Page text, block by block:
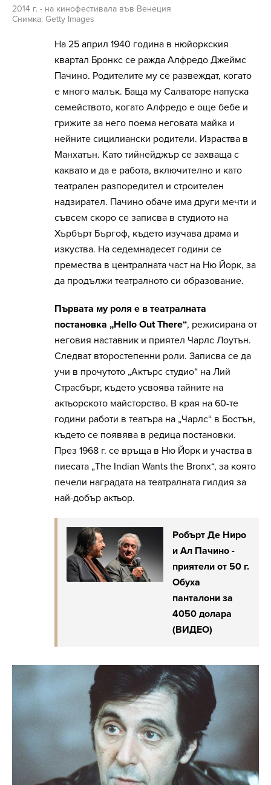
2014 г. - на кинофестивала във Венеция
Снимка: Getty Images
На 25 април 1940 година в нюйоркския
квартал Бронкс се ражда Алфредо Джеймс
Пачино. Родителите му се развеждат, когато
е много малък. Баща му Салваторе напуска
семейството, когато Алфредо е още бебе и
грижите за него поема неговата майка и
нейните сицилиански родители. Израства в
Манхатън. Като тийнейджър се захваща с
каквато и да е работа, включително и като
театрален разпоредител и строителен
надзирател. Пачино обаче има други мечти и
съвсем скоро се записва в студиото на
Хърбърт Бъргоф, където изучава драма и
изкуства. На седемнадесет години се
премества в централната част на Ню Йорк, за
да продължи театралното си образование.
Първата му роля е в театралната
постановка „Hello Out There“, режисирана от
неговия наставник и приятел Чарлс Лоутън.
Следват второстепенни роли. Записва се да
учи в прочутото „Актърс студио“ на Лий
Страсбърг, където усвоява тайните на
актьорското майсторство. В края на 60-те
години работи в театъра на „Чарлс“ в Бостън,
където се появява в редица постановки.
През 1968 г. се връща в Ню Йорк и участва в
пиесата „The Indian Wants the Bronx“, за която
печели наградата на театралната гилдия за
най-добър актьор.
Робърт Де Ниро
и Ал Пачино -
приятели от 50 г.
Обуха
панталони за
4050 долара
(ВИДЕО)